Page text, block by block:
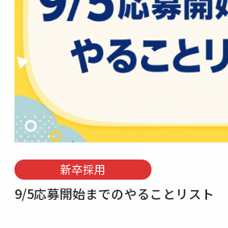
新卒採用
9/5応募開始までのやることリスト